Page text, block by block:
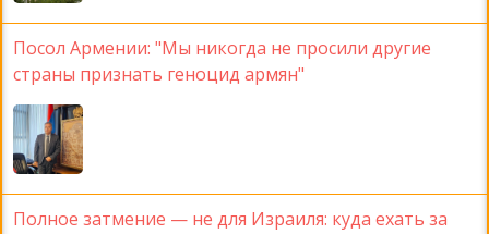
Посол Армении: "Мы никогда не просили другие
страны признать геноцид армян"
Полное затмение — не для Израиля: куда ехать за